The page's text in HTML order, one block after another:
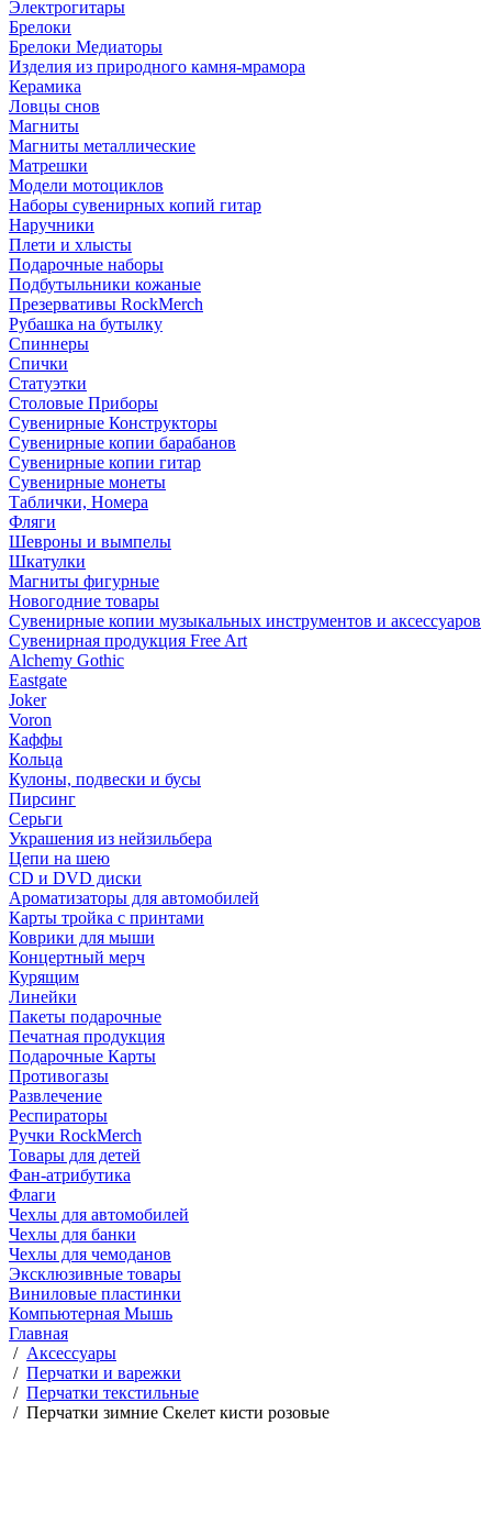
Электрогитары
Брелоки
Брелоки Медиаторы
Изделия из природного камня-мрамора
Керамика
Ловцы снов
Магниты
Магниты металлические
Матрешки
Модели мотоциклов
Наборы сувенирных копий гитар
Наручники
Плети и хлысты
Подарочные наборы
Подбутыльники кожаные
Презервативы RockMerch
Рубашка на бутылку
Спиннеры
Спички
Статуэтки
Столовые Приборы
Сувенирные Конструкторы
Сувенирные копии барабанов
Сувенирные копии гитар
Сувенирные монеты
Таблички, Номера
Фляги
Шевроны и вымпелы
Шкатулки
Магниты фигурные
Новогодние товары
Сувенирные копии музыкальных инструментов и аксессуаров
Сувенирная продукция Free Art
Alchemy Gothic
Eastgate
Joker
Voron
Каффы
Кольца
Кулоны, подвески и бусы
Пирсинг
Серьги
Украшения из нейзильбера
Цепи на шею
CD и DVD диски
Ароматизаторы для автомобилей
Карты тройка с принтами
Коврики для мыши
Концертный мерч
Курящим
Линейки
Пакеты подарочные
Печатная продукция
Подарочные Карты
Противогазы
Развлечение
Респираторы
Ручки RockMerch
Товары для детей
Фан-атрибутика
Флаги
Чехлы для автомобилей
Чехлы для банки
Чехлы для чемоданов
Эксклюзивные товары
Виниловые пластинки
Компьютерная Мышь
Главная
/ Аксессуары
/ Перчатки и варежки
/ Перчатки текстильные
/ Перчатки зимние Скелет кисти розовые